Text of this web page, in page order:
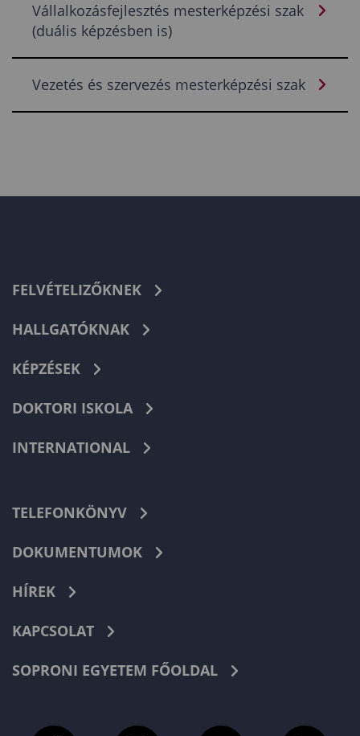
Vállalkozásfejlesztés mesterképzési szak
(duális képzésben is)
Vezetés és szervezés mesterképzési szak
FELVÉTELIZŐKNEK
HALLGATÓKNAK
KÉPZÉSEK
DOKTORI ISKOLA
INTERNATIONAL
TELEFONKÖNYV
DOKUMENTUMOK
HÍREK
KAPCSOLAT
SOPRONI EGYETEM FŐOLDAL